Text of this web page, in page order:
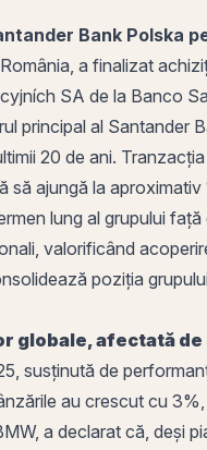
Bank Polska
a finalizat
SA de la Banco
principal al Santander
20 de ani.
să ajungă la
lung al grupului
valorificând
poziția
globale, afectată de
susținută de
au crescut cu
a declarat că,